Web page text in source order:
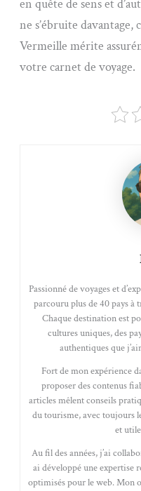
en quête de sens et
ne s’ébruite davantage,
Vermeille mérite
votre carnet de voyage.
Passionné de voyages et
parcouru plus de 40 pays à
Chaque destination est
cultures uniques, des
authentiques que
Fort de mon expérience
proposer des contenus
articles mêlent conseils
du tourisme, avec toujours
et
Au fil des années, j’ai
ai développé une expertise
optimisés pour le web. Mon